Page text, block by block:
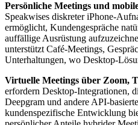
Persönliche Meetings und
Speakwises diskreter iPhone-
ermöglicht, Kundengespräche
auffällige Ausrüstung
unterstützt Café-Meetings,
Unterhaltungen, wo Desktop-
Virtuelle Meetings über Zoom,
erfordern Desktop-Integrationen,
Deepgram und andere API-
kundenspezifische Entwicklung